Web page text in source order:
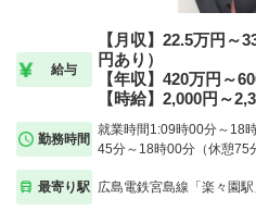
給与
【月収】22.5万円～
円あり）
【年収】420万円～
【時給】2,000円～
勤務時間
就業時間1:09時00分～18
45分～18時00分（休憩75
最寄り駅 広島電鉄宮島線「楽々園